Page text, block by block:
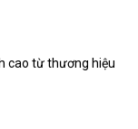
cao từ thương hiệu